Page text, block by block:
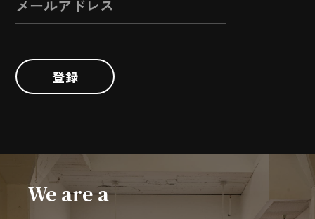
登録
We are a